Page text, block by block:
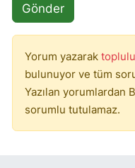
Gönder
Yorum yazarak
bulunuyor ve tüm
Yazılan yorumlardan
sorumlu tutulamaz.